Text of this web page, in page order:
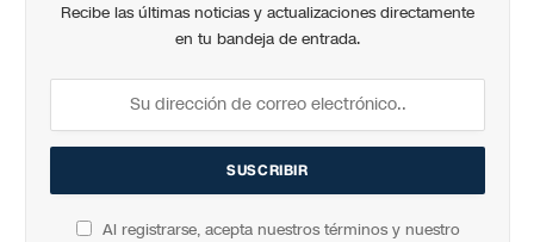
Recibe las últimas noticias y actualizaciones directamente
en tu bandeja de entrada.
Al registrarse, acepta nuestros términos y nuestro